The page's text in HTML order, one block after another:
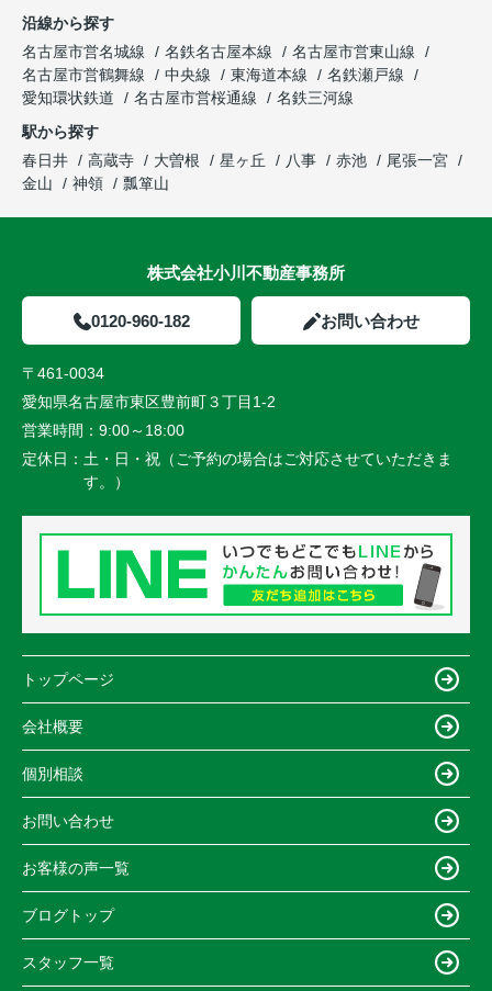
沿線から探す
名古屋市営名城線
名鉄名古屋本線
名古屋市営東山線
名古屋市営鶴舞線
中央線 東海道本線
名鉄瀬戸線
愛知環状鉄道
名古屋市営桜通線
名鉄三河線
駅から探す
春日井
高蔵寺 大曽根 星ヶ丘 八事 赤池
尾張一宮
金山
神領 瓢箪山
株式会社小川不動産事務所
0120-960-182 お問い合わせ
〒461-0034
愛知県名古屋市東区豊前町３丁目1-2
営業時間： 9:00～18:00
定休日： 土・日・祝（ご予約の場合はご対応させていただきま
す。）
トップページ
会社概要
個別相談
お問い合わせ
お客様の声一覧
ブログトップ
スタッフ一覧